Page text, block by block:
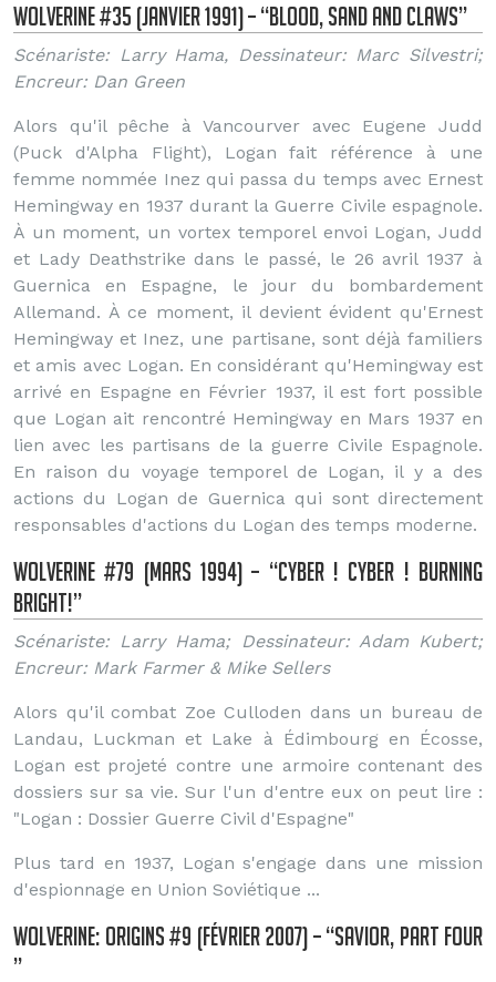
Wolverine #35 (Janvier 1991) – “Blood, Sand and Claws”
Scénariste: Larry Hama, Dessinateur: Marc Silvestri;
Encreur: Dan Green
Alors qu'il pêche à Vancourver avec Eugene Judd
(Puck d'Alpha Flight), Logan fait référence à une
femme nommée Inez qui passa du temps avec Ernest
Hemingway en 1937 durant la Guerre Civile espagnole.
À un moment, un vortex temporel envoi Logan, Judd
et Lady Deathstrike dans le passé, le 26 avril 1937 à
Guernica en Espagne, le jour du bombardement
Allemand. À ce moment, il devient évident qu'Ernest
Hemingway et Inez, une partisane, sont déjà familiers
et amis avec Logan. En considérant qu'Hemingway est
arrivé en Espagne en Février 1937, il est fort possible
que Logan ait rencontré Hemingway en Mars 1937 en
lien avec les partisans de la guerre Civile Espagnole.
En raison du voyage temporel de Logan, il y a des
actions du Logan de Guernica qui sont directement
responsables d'actions du Logan des temps moderne.
Wolverine #79 (Mars 1994) – “Cyber ! Cyber ! Burning
Bright!”
Scénariste: Larry Hama; Dessinateur: Adam Kubert;
Encreur: Mark Farmer & Mike Sellers
Alors qu'il combat Zoe Culloden dans un bureau de
Landau, Luckman et Lake à Édimbourg en Écosse,
Logan est projeté contre une armoire contenant des
dossiers sur sa vie. Sur l'un d'entre eux on peut lire :
"Logan : Dossier Guerre Civil d'Espagne"
Plus tard en 1937, Logan s'engage dans une mission
d'espionnage en Union Soviétique ...
Wolverine: Origins #9 (Février 2007) – “Savior, Part Four
”